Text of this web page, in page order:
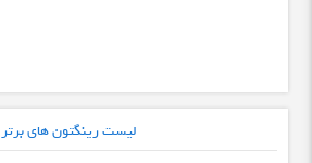
لیست رینگتون های برتر